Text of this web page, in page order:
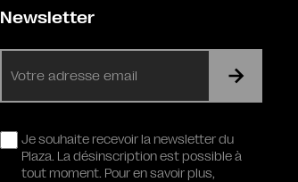
Newsletter
mail
RGPDJe souhaite recevoir la newsletter du
Plaza. La désinscription est possible à
tout moment. Pour en savoir plus,